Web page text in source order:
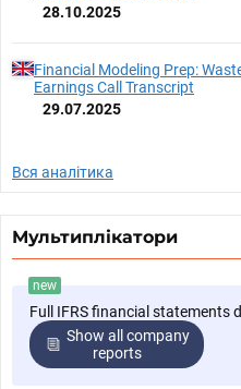
28.10.2025
Financial Modeling Prep:
Earnings Call Transcript
29.07.2025
Вся аналітика
Мультиплікатори
new
Full IFRS financial statements
Show all company
reports